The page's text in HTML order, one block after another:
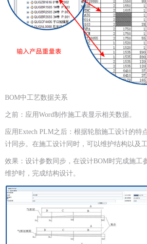
BOM中工艺数据关系
之前：应用Word制作施工表显示相关数据。
应用Extech PLM之后：根据轮胎施工设计的特
计同步。在施工设计同时，可以维护结构以及
效果：设计参数同步，在设计BOM时完成施工
维护时，完成结构设计。